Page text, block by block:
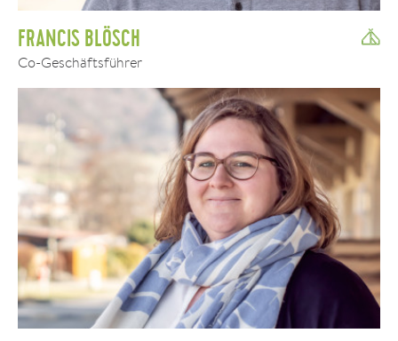
FRANCIS BLÖSCH
Co-Geschäftsführer